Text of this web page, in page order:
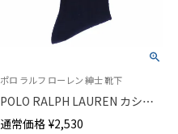
ポロ ラルフ ローレン 紳士 靴下
POLO RALPH LAUREN カシミ
ヤ混 リブ ビジネスソックス ク
通常価格 ¥2,530